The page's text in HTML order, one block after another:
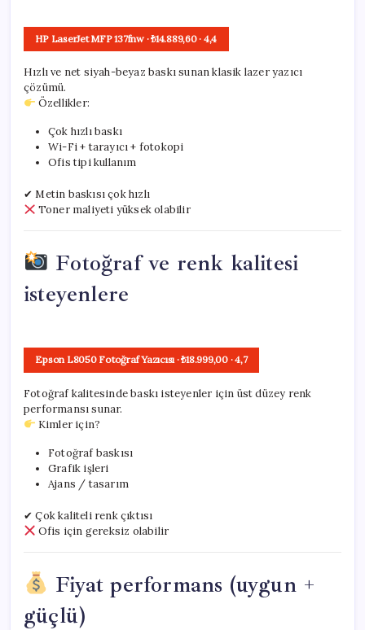
HP LaserJet MFP 137fnw· ₺14.889,60· 4,4
Hızlı ve net siyah-beyaz baskı sunan klasik lazer yazıcı
çözümü.
Özellikler:
Çok hızlı baskı
Wi-Fi + tarayıcı + fotokopi
Ofis tipi kullanım
✔ Metin baskısı çok hızlı
Toner maliyeti yüksek olabilir
Fotoğraf ve renk kalitesi
isteyenlere
Epson L8050 Fotoğraf Yazıcısı· ₺18.999,00·4,7
Fotoğraf kalitesinde baskı isteyenler için üst düzey renk
performansı sunar.
Kimler için?
Fotoğraf baskısı
Grafik işleri
Ajans / tasarım
✔ Çok kaliteli renk çıktısı
Ofis için gereksiz olabilir
Fiyat performans (uygun +
güçlü)